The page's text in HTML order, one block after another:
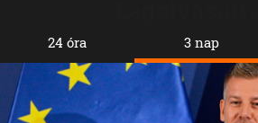
24 óra 3 nap